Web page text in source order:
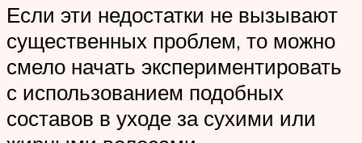
Если эти недостатки не вызывают
существенных проблем, то можно
смело начать экспериментировать
с использованием подобных
составов в уходе за сухими или